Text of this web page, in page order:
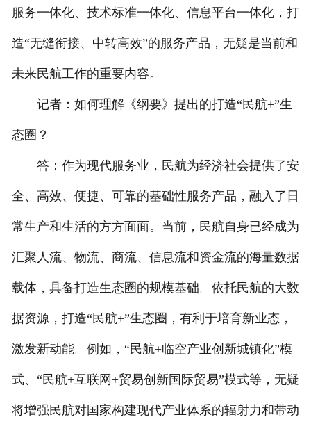
服务一体化、技术标准一体化、信息平台一体化，打
造“无缝衔接、中转高效”的服务产品，无疑是当前和
未来民航工作的重要内容。
记者：如何理解《纲要》提出的打造“民航+”生
态圈？
答：作为现代服务业，民航为经济社会提供了安
全、高效、便捷、可靠的基础性服务产品，融入了日
常生产和生活的方方面面。当前，民航自身已经成为
汇聚人流、物流、商流、信息流和资金流的海量数据
载体，具备打造生态圈的规模基础。依托民航的大数
据资源，打造“民航+”生态圈，有利于培育新业态，
激发新动能。例如，“民航+临空产业创新城镇化”模
式、“民航+互联网+贸易创新国际贸易”模式等，无疑
将增强民航对国家构建现代产业体系的辐射力和带动